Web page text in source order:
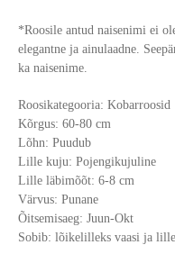
*Roosile antud naisenimi ei
elegantne ja ainulaadne.
ka naisenime.
Roosikategooria: Kobarroosid
Kõrgus: 60-80 cm
Lõhn: Puudub
Lille kuju: Pojengikujuline
Lille läbimõõt: 6-8 cm
Värvus: Punane
Õitsemisaeg: Juun-Okt
Sobib: lõikelilleks vaasi ja